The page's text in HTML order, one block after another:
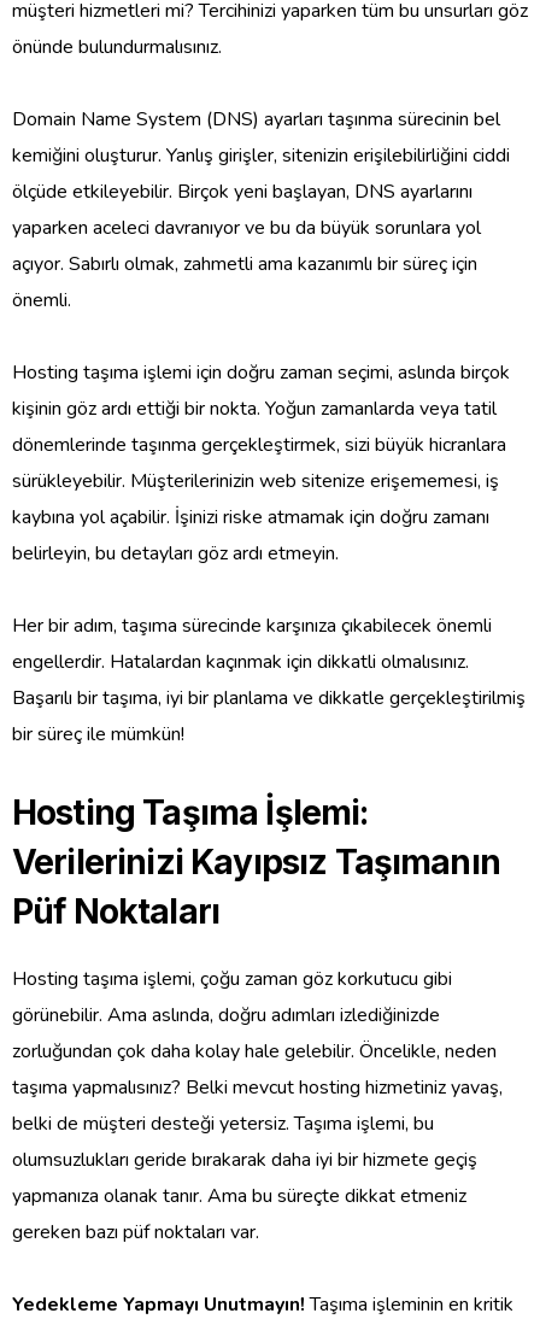
müşteri hizmetleri mi? Tercihinizi yaparken tüm bu unsurları göz
önünde bulundurmalısınız.
Domain Name System (DNS) ayarları taşınma sürecinin bel
kemiğini oluşturur. Yanlış girişler, sitenizin erişilebilirliğini ciddi
ölçüde etkileyebilir. Birçok yeni başlayan, DNS ayarlarını
yaparken aceleci davranıyor ve bu da büyük sorunlara yol
açıyor. Sabırlı olmak, zahmetli ama kazanımlı bir süreç için
önemli.
Hosting taşıma işlemi için doğru zaman seçimi, aslında birçok
kişinin göz ardı ettiği bir nokta. Yoğun zamanlarda veya tatil
dönemlerinde taşınma gerçekleştirmek, sizi büyük hicranlara
sürükleyebilir. Müşterilerinizin web sitenize erişememesi, iş
kaybına yol açabilir. İşinizi riske atmamak için doğru zamanı
belirleyin, bu detayları göz ardı etmeyin.
Her bir adım, taşıma sürecinde karşınıza çıkabilecek önemli
engellerdir. Hatalardan kaçınmak için dikkatli olmalısınız.
Başarılı bir taşıma, iyi bir planlama ve dikkatle gerçekleştirilmiş
bir süreç ile mümkün!
Hosting Taşıma İşlemi:
Verilerinizi Kayıpsız Taşımanın
Püf Noktaları
Hosting taşıma işlemi, çoğu zaman göz korkutucu gibi
görünebilir. Ama aslında, doğru adımları izlediğinizde
zorluğundan çok daha kolay hale gelebilir. Öncelikle, neden
taşıma yapmalısınız? Belki mevcut hosting hizmetiniz yavaş,
belki de müşteri desteği yetersiz. Taşıma işlemi, bu
olumsuzlukları geride bırakarak daha iyi bir hizmete geçiş
yapmanıza olanak tanır. Ama bu süreçte dikkat etmeniz
gereken bazı püf noktaları var.
Yedekleme Yapmayı Unutmayın!Taşıma işleminin en kritik